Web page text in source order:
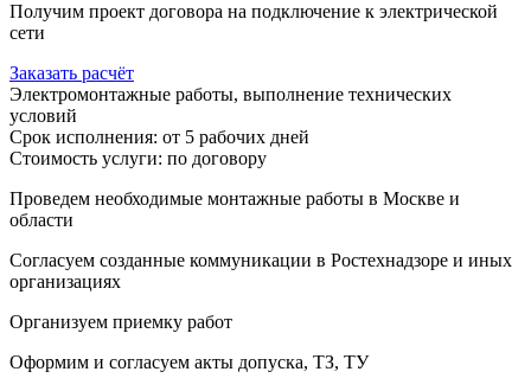
Получим проект договора на подключение к электрической
сети
Заказать расчёт
Электромонтажные работы, выполнение технических
условий
Срок исполнения: от 5 рабочих дней
Стоимость услуги: по договору
Проведем необходимые монтажные работы в Москве и
области
Согласуем созданные коммуникации в Ростехнадзоре и иных
организациях
Организуем приемку работ
Оформим и согласуем акты допуска, ТЗ, ТУ